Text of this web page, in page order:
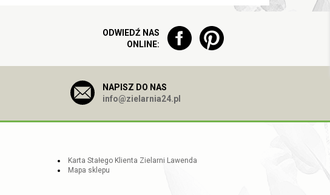
ODWIEDŹ NAS
ONLINE:
NAPISZ DO NAS
info@zielarnia24.pl
Karta Stałego Klienta Zielarni Lawenda
Mapa sklepu